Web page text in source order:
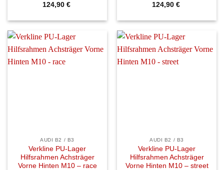
124,90 €
124,90 €
AUDI B2 / B3
Verkline PU-Lager
Hilfsrahmen Achsträger
Vorne Hinten M10 – race
AUDI B2 / B3
Verkline PU-Lager
Hilfsrahmen Achsträger
Vorne Hinten M10 – street